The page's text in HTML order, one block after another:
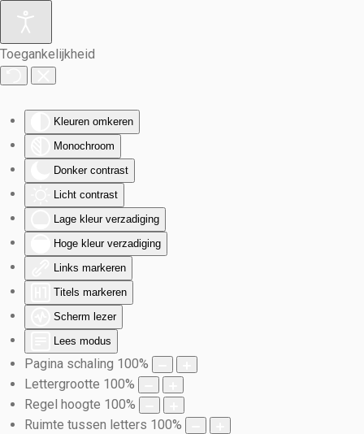
Toegankelijkheid
Kleuren omkeren
Monochroom
Donker contrast
Licht contrast
Lage kleur verzadiging
Hoge kleur verzadiging
Links markeren
Titels markeren
Scherm lezer
Lees modus
Pagina schaling 100%
Lettergrootte 100%
Regel hoogte 100%
Ruimte tussen letters 100%
Terug naar hoofdinhoud